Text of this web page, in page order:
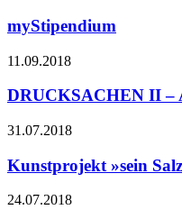
myStipendium
11.09.2018
DRUCKSACHEN II –
31.07.2018
Kunstprojekt »sein
24.07.2018